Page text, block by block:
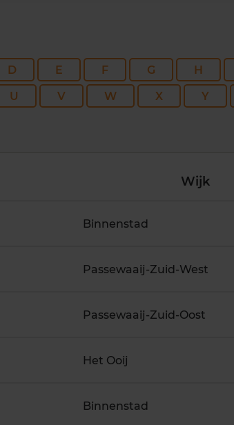
D E F G H
U V W X Y
Wijk
Binnenstad
Passewaaij-Zuid-West
Passewaaij-Zuid-Oost
Het Ooij
Binnenstad